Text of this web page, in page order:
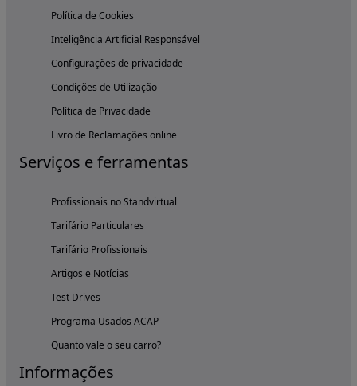
Política de Cookies
Inteligência Artificial Responsável
Configurações de privacidade
Condições de Utilização
Política de Privacidade
Livro de Reclamações online
Serviços e ferramentas
Profissionais no Standvirtual
Tarifário Particulares
Tarifário Profissionais
Artigos e Notícias
Test Drives
Programa Usados ACAP
Quanto vale o seu carro?
Informações